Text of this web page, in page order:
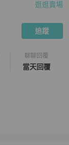
迎議價。介紹
逛逛賣場
追蹤
聊聊回覆
當天回覆